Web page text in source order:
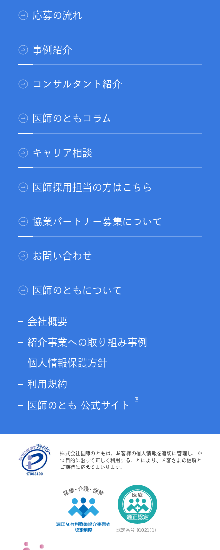
応募の流れ
事例紹介
コンサルタント紹介
医師のともコラム
キャリア相談
医師採用担当の方はこちら
協業パートナー募集について
お問い合わせ
医師のともについて
会社概要
紹介事業への取り組み事例
個人情報保護方針
利用規約
医師のとも 公式サイト
認定番号 01021(1)
株式会社医師のともは、お客様の個人情報を適切に管理し、か
つ目的に沿って正しく利用することにより、お客さまの信頼と
ご期待に応えてまいります。